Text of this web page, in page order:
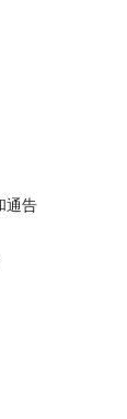
通告